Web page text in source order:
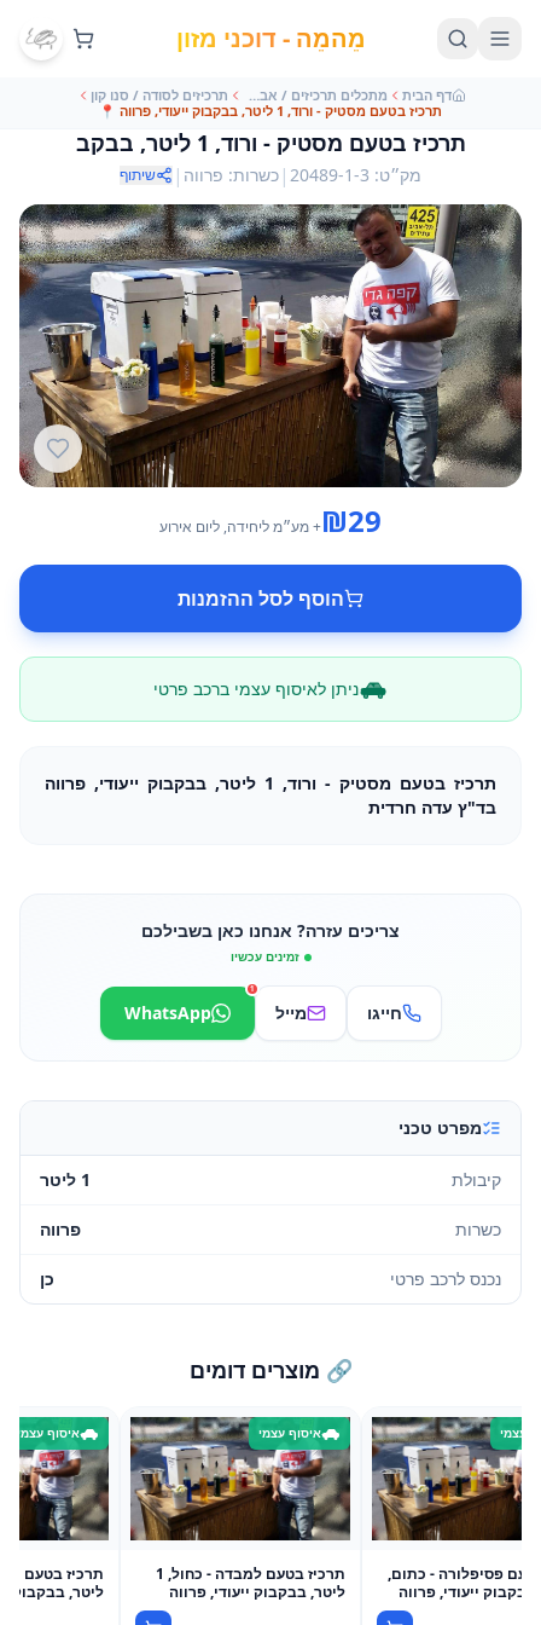
מֵהמֵה - דוכני מזון
דף הבית מתכלים תרכיזים / אבקות
תרכיזים לסודה / סנו קון
תרכיז בטעם מסטיק - ורוד, 1 ליטר, בבקבוק ייעודי, פרווה
📍
תרכיז בטעם מסטיק - ורוד, 1 ליטר, בבקב
מק״ט:
20489-1-3
| כשרות: פרווה | שיתוף
₪29 + מע״מליחידה, ליום אירוע
הוסף לסל ההזמנות
ניתן לאיסוף עצמי ברכב פרטי
תרכיז בטעם מסטיק - ורוד, 1 ליטר, בבקבוק ייעודי, פרווה
בד"ץ עדה חרדית
צריכים עזרה? אנחנו כאן בשבילכם
זמינים עכשיו
חייגו מייל WhatsApp
1
מפרט טכני
קיבולת 1 ליטר
כשרות פרווה
נכנס לרכב פרטי כן
🔗 מוצרים דומים
עצמי
פסיפלורה - כתום,
איסוף עצמי
תרכיז בטעם למבדה - כחול, 1
ליטר, בבקבוק ייעודי, פרווה
איסוף עצמי
ליטר, בבקבוק